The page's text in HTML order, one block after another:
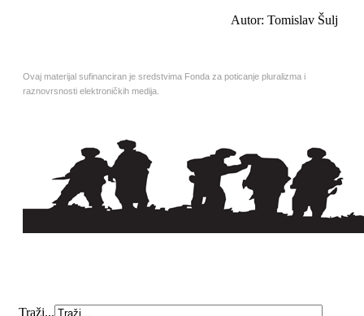
Autor: Tomislav Šulj
Ovaj materijal sufinanciran je sredstvima Fonda za poticanje pluralizma i
raznovrsnosti elektroničkih medija.
Traži...